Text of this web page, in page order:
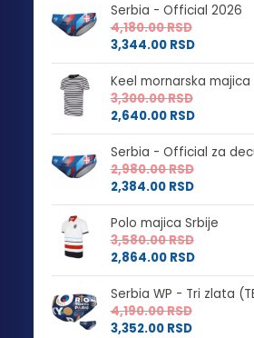
Serbia - Official 2026
4,180.00RSD
3,344.00 RSD
Keel mornarska majica
3,300.00RSD
2,640.00 RSD
Serbia - Official za
2,980.00RSD
2,384.00 RSD
Polo majica Srbije
3,580.00RSD
2,864.00 RSD
Serbia WP - Tri zlata
4,190.00RSD
3,352.00 RSD